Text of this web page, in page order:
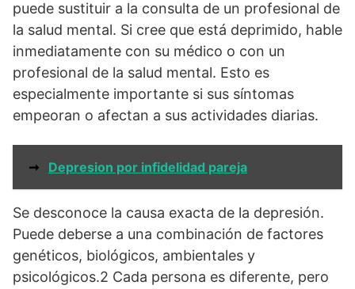
puede sustituir a la consulta de un profesional de
la salud mental. Si cree que está deprimido, hable
inmediatamente con su médico o con un
profesional de la salud mental. Esto es
especialmente importante si sus síntomas
empeoran o afectan a sus actividades diarias.
➞ Depresion por infidelidad pareja
Se desconoce la causa exacta de la depresión.
Puede deberse a una combinación de factores
genéticos, biológicos, ambientales y
psicológicos.2 Cada persona es diferente, pero